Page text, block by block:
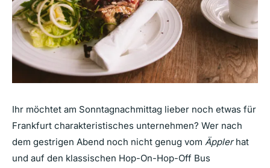
Ihr möchtet am Sonntagnachmittag lieber noch etwas für
Frankfurt charakteristisches unternehmen? Wer nach
dem gestrigen Abend noch nicht genug vom Äpplerhat
und auf den klassischen Hop-On-Hop-Off Bus